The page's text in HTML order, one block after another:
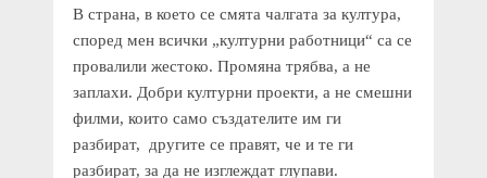
В страна, в което се смята чалгата за култура,
според мен всички „културни работници“ са се
провалили жестоко. Промяна трябва, а не
заплахи. Добри културни проекти, а не смешни
филми, които само създателите им ги
разбират, другите се правят, че и те ги
разбират, за да не изглеждат глупави.